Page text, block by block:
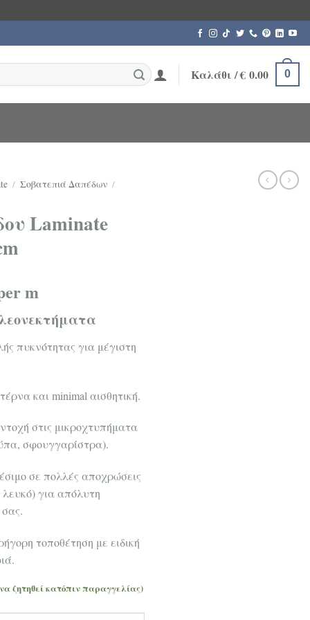
Καλάθι /€0.00 0
/ Σοβατεπιά Δαπέδων /
Laminate
m
πυκνότητας για μέγιστη
και minimal αισθητική.
στις μικροχτυπήματα
σφουγγαρίστρα).
σε πολλές αποχρώσεις
για απόλυτη
τοποθέτηση με ειδική
ζητηθεί κατόπιν παραγγελίας)